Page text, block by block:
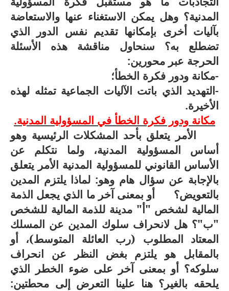
المدنية؟ وهل يمكن الاستغناء عنها والاستعاضة
بآليات أخرى بإمكانها تقديم نفس الدور الذي
تضطلع به؟ سنحاول مناقشة هذه الأسئلة
الحرجة عبر محورين:
-مكانة ودور فكرة الخطأ؛
-التهديد الذي باتت الآليات الجماعية تمثله لهذه
الأخيرة.
مكانة ودور فكرة الخطأ في المسؤولية المدنية.
الأمر يتعلق بأحد المشكلات الرئيسية وهو
أساس المسؤولية المدنية، ولما نتكلم عن
الأساس القانوني للمسؤولية المدنية الأمر يتعلق
بالإجابة عن سؤال هام وهو: لماذا يلتزم المدين
بالتعويض؟ أو بمعنى آخر ما الذي يجعل الذمة
المالية لشخص "أ" مدينة للذمة المالية للشخص
"ب"؟ هل لانحراف سلوك المدين عن المسلك
المعتاد المطلوب (رب العائلة المتوسط)، أو
بالمقابل هو يلتزم بغض النظر عن انحراف
سلوكه؟ أو بمعنى آخر على ضوء الخطر الذي
يلحقه بالغير؟ هنا علينا التعرض إلى محطتين: